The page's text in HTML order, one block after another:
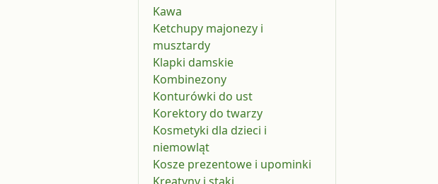
Kawa
Ketchupy majonezy i
musztardy
Klapki damskie
Kombinezony
Konturówki do ust
Korektory do twarzy
Kosmetyki dla dzieci i
niemowląt
Kosze prezentowe i upominki